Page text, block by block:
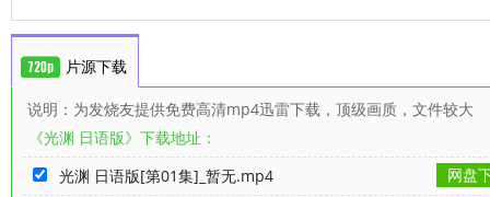
片源下载
说明：为发烧友提供免费高清mp4迅雷下载，顶级画质，文件较大
《光渊 日语版》下载地址：
光渊 日语版[第01集]_暂无.mp4
网盘